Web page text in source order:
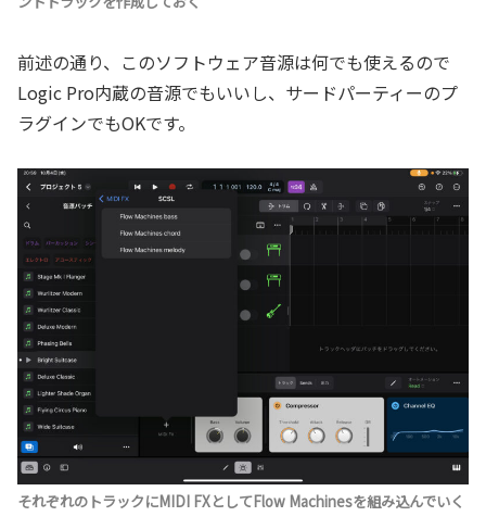
前述の通り、このソフトウェア音源は何でも使えるので
Logic Pro内蔵の音源でもいいし、サードパーティーのプ
ラグインでもOKです。
それぞれのトラックにMIDI FXとしてFlow Machinesを組み込んでいく